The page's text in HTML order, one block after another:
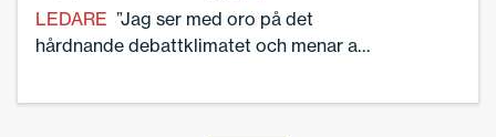
LEDARE ”Jag ser med oro på det
hårdnande debattklimatet och menar att
för att själva föregå med gott exempel”,